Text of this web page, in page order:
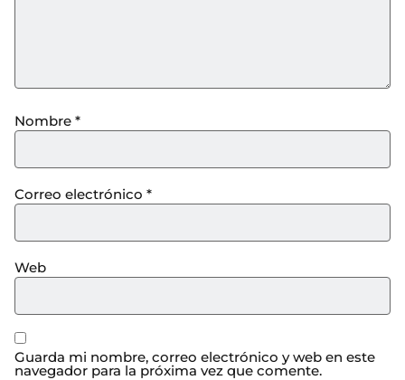
Nombre *
Correo electrónico *
Web
Guarda mi nombre, correo electrónico y web en este
navegador para la próxima vez que comente.